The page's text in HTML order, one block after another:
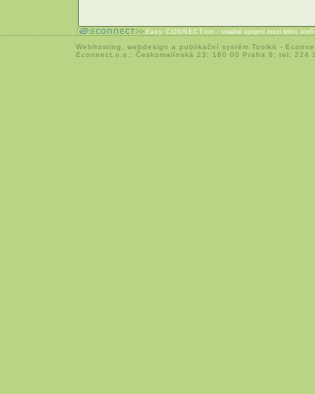
Easy CONNECTion - snadné spojení mezi lidmi,
Webhosting webdesign a publikační systém Toolkit -
Econnect,o.s.; Českomalínská 23; 160 00 Praha 6; tel: 224